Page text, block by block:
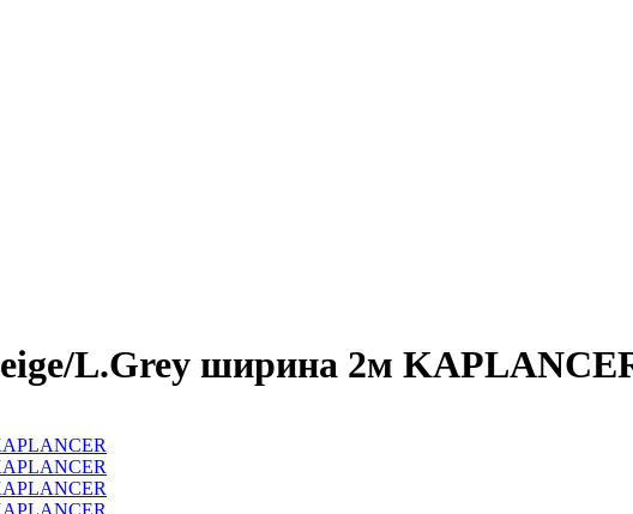
L.Grey ширина 2м